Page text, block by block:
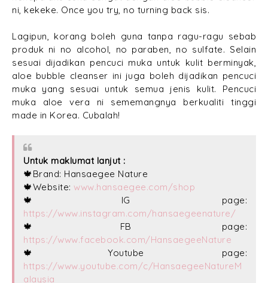
ni, kekeke. Once you try, no turning back sis.
Lagipun, korang boleh guna tanpa ragu-ragu sebab
produk ni no alcohol, no paraben, no sulfate. Selain
sesuai dijadikan pencuci muka untuk kulit berminyak,
aloe bubble cleanser ini juga boleh dijadikan pencuci
muka yang sesuai untuk semua jenis kulit. Pencuci
muka aloe vera ni sememangnya berkualiti tinggi
made in Korea. Cubalah!
Untuk maklumat lanjut :
🍁Brand: Hansaegee Nature
🍁Website: www.hansaegee.com/shop
🍁IG page:
https://www.instagram.com/hansaegeenature/
🍁FB page:
https://www.facebook.com/HansaegeeNature
🍁Youtube page:
https://www.youtube.com/c/HansaegeeNatureM
alaysia